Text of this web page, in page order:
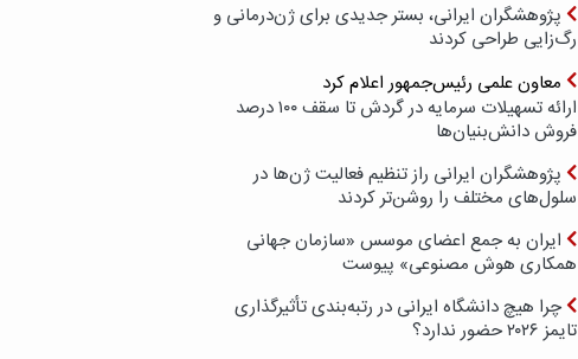
پژوهشگران ایرانی، بستر جدیدی برای ژن‌درمانی و
رگ‌زایی طراحی کردند
معاون علمی رئیس‌جمهور اعلام کرد
ارائه تسهیلات سرمایه در گردش تا سقف ۱۰۰ درصد
فروش دانش‌بنیان‌ها
پژوهشگران ایرانی راز تنظیم فعالیت ژن‌ها در
سلول‌های مختلف را روشن‌تر کردند
ایران به جمع اعضای موسس «سازمان جهانی
همکاری هوش مصنوعی» پیوست
چرا هیچ دانشگاه ایرانی در رتبه‌بندی تأثیرگذاری
تایمز ۲۰۲۶ حضور ندارد؟